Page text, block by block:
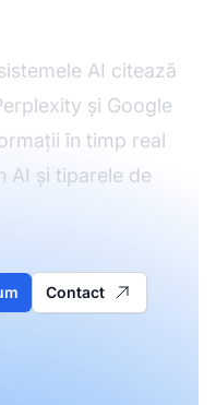
AI citează
și Google
în timp real
AI și tiparele de
Contact